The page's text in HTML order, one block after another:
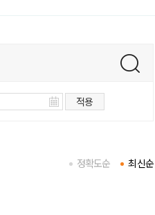
적용
최신순
정확도순